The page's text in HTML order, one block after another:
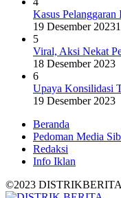
Kasus
19 Desember 2023
5
Viral, Aksi Nekat
18 Desember 2023
6
Upaya Konsilidasi
19 Desember 2023
Beranda
Pedoman Media
Redaksi
Info Iklan
©2023